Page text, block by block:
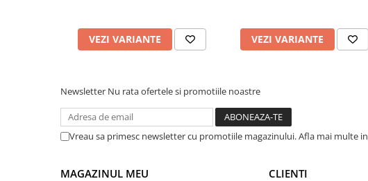
VEZI VARIANTE VEZI VARIANTE
Newsletter Nu rata ofertele si promotiile noastre
Vreau sa primesc newsletter cu promotiile magazinului. Afla mai multe in
MAGAZINUL MEU CLIENTI